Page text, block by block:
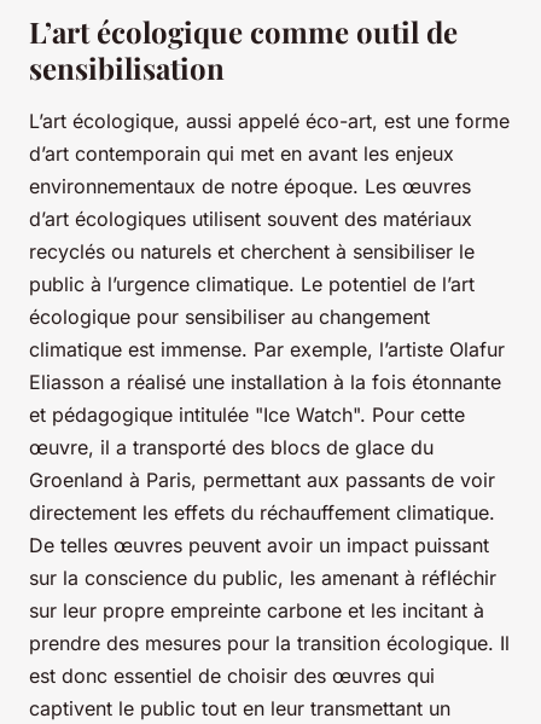
L’art écologique comme outil de
sensibilisation
L’art écologique, aussi appelé éco-art, est une forme
d’art contemporain qui met en avant les enjeux
environnementaux de notre époque. Les œuvres
d’art écologiques utilisent souvent des matériaux
recyclés ou naturels et cherchent à sensibiliser le
public à l’urgence climatique. Le potentiel de l’art
écologique pour sensibiliser au changement
climatique est immense. Par exemple, l’artiste Olafur
Eliasson a réalisé une installation à la fois étonnante
et pédagogique intitulée "Ice Watch". Pour cette
œuvre, il a transporté des blocs de glace du
Groenland à Paris, permettant aux passants de voir
directement les effets du réchauffement climatique.
De telles œuvres peuvent avoir un impact puissant
sur la conscience du public, les amenant à réfléchir
sur leur propre empreinte carbone et les incitant à
prendre des mesures pour la transition écologique. Il
est donc essentiel de choisir des œuvres qui
captivent le public tout en leur transmettant un